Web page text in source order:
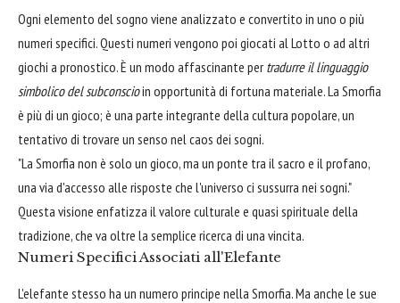
Ogni elemento del sogno viene analizzato e convertito in uno o più
numeri specifici. Questi numeri vengono poi giocati al Lotto o ad altri
giochi a pronostico. È un modo affascinante pertradurre il linguaggio
simbolico del subconscioin opportunità di fortuna materiale. La Smorfia
è più di un gioco; è una parte integrante della cultura popolare, un
tentativo di trovare un senso nel caos dei sogni.
"La Smorfia non è solo un gioco, ma un ponte tra il sacro e il profano,
una via d'accesso alle risposte che l'universo ci sussurra nei sogni."
Questa visione enfatizza il valore culturale e quasi spirituale della
tradizione, che va oltre la semplice ricerca di una vincita.
Numeri Specifici Associati all'Elefante
L'elefante stesso ha un numero principe nella Smorfia. Ma anche le sue